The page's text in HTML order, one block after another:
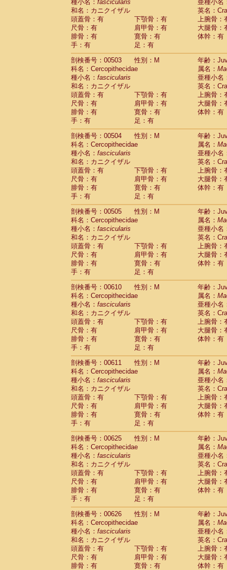
種小名： fascicularis
亜種小名
和名：カニクイザル
英名：
頭蓋骨：有
下顎骨：有
上腕骨：
尺骨：有
肩甲骨：有
大腿骨：
腓骨：有
寛骨：有
体幹：有
手：有
足：有
剖検番号：00503
性別：M
年齢：
科名：Cercopithecidae
属名：
種小名： fascicularis
亜種小名
和名：カニクイザル
英名：
頭蓋骨：有
下顎骨：有
上腕骨：
尺骨：有
肩甲骨：有
大腿骨：
腓骨：有
寛骨：有
体幹：有
手：有
足：有
剖検番号：00504
性別：M
年齢：
科名：Cercopithecidae
属名：
種小名： fascicularis
亜種小名
和名：カニクイザル
英名：
頭蓋骨：有
下顎骨：有
上腕骨：
尺骨：有
肩甲骨：有
大腿骨：
腓骨：有
寛骨：有
体幹：有
手：有
足：有
剖検番号：00505
性別：M
年齢：
科名：Cercopithecidae
属名：
種小名： fascicularis
亜種小名
和名：カニクイザル
英名：
頭蓋骨：有
下顎骨：有
上腕骨：
尺骨：有
肩甲骨：有
大腿骨：
腓骨：有
寛骨：有
体幹：有
手：有
足：有
剖検番号：00610
性別：M
年齢：
科名：Cercopithecidae
属名：
種小名： fascicularis
亜種小名
和名：カニクイザル
英名：
頭蓋骨：有
下顎骨：有
上腕骨：
尺骨：有
肩甲骨：有
大腿骨：
腓骨：有
寛骨：有
体幹：有
手：有
足：有
剖検番号：00611
性別：M
年齢：
科名：Cercopithecidae
属名：
種小名： fascicularis
亜種小名
和名：カニクイザル
英名：
頭蓋骨：有
下顎骨：有
上腕骨：
尺骨：有
肩甲骨：有
大腿骨：
腓骨：有
寛骨：有
体幹：有
手：有
足：有
剖検番号：00625
性別：M
年齢：
科名：Cercopithecidae
属名：
種小名： fascicularis
亜種小名
和名：カニクイザル
英名：
頭蓋骨：有
下顎骨：有
上腕骨：
尺骨：有
肩甲骨：有
大腿骨：
腓骨：有
寛骨：有
体幹：有
手：有
足：有
剖検番号：00626
性別：M
年齢：
科名：Cercopithecidae
属名：
種小名： fascicularis
亜種小名
和名：カニクイザル
英名：
頭蓋骨：有
下顎骨：有
上腕骨：
尺骨：有
肩甲骨：有
大腿骨：
腓骨：有
寛骨：有
体幹：有